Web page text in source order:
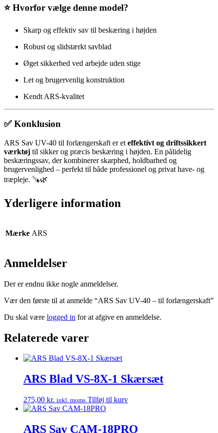
⭐ Hvorfor vælge denne model?
Skarp og effektiv sav til beskæring i højden
Robust og slidstærkt savblad
Øget sikkerhed ved arbejde uden stige
Let og brugervenlig konstruktion
Kendt ARS-kvalitet
✅ Konklusion
ARS Sav UV-40 til forlængerskaft er et effektivt og driftssikkert
værktøj til sikker og præcis beskæring i højden. En pålidelig
beskæringssav, der kombinerer skarphed, holdbarhed og
brugervenlighed – perfekt til både professionel og privat have- og
træpleje. 🪚🌿
Yderligere information
Mærke ARS
Anmeldelser
Der er endnu ikke nogle anmeldelser.
Vær den første til at anmelde “ARS Sav UV-40 – til forlængerskaft”
Du skal være logged in for at afgive en anmeldelse.
Relaterede varer
ARS Blad VS-8X-1 Skærsæt
275,00 kr. inkl. moms Tilføj til kurv
ARS Sav CAM-18PRO